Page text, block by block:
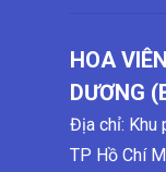
HOA
DƯƠNG
Địa chỉ: Khu
TP Hồ Chí